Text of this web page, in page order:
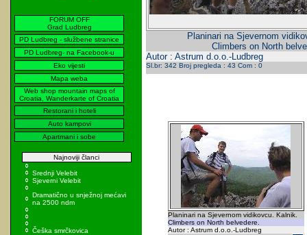
FORUM OFF
Grad Ludbreg
PD Ludbreg - službene stranice
PD Ludbreg- na Facebook-u
Eko vijesti
Mapa weba
Web shop mountain maps of
Croatia, Wanderkarte of Croatia
Restorani i hoteli
Auto kampovi
Apartmani i sobe
Najnoviji članci
Srednji Velebit
Sjeverni Velebit
Dramatično u snježnoj mećavi
na 2500 ndm
Češka smrčkovica
Planinari na Sjevernom
Climbers on North
Autor : Astrum d.o.o.-Ludbreg
Sl.br: 342 Broj pregleda : 43 Com : 0
Planinari na Sjevernom vidikovcu. Kalnik.
Climbers on North belvedere.
Autor : Astrum d.o.o.-Ludbreg